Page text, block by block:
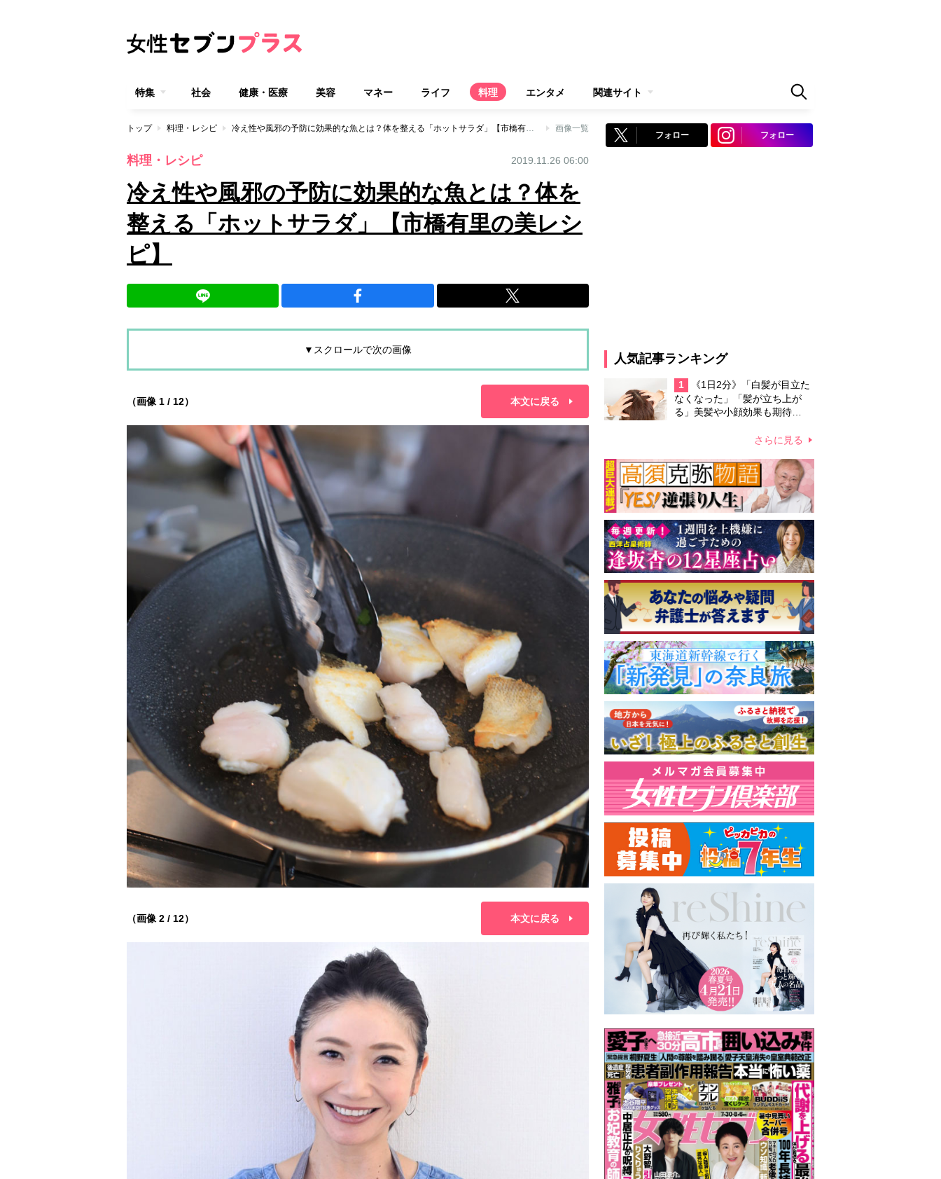
特集 社会 健康・医療 美容 マネー ライフ 料理 エンタメ 関連サイト
トップ 料理・レシピ 冷え性や風邪の予防に効果的な魚とは？体を整える「ホットサラダ」【市橋有里の美レシピ】 画像一覧
料理・レシピ 2019.11.26 06:00
冷え性や風邪の予防に効果的な魚とは？体を
整える「ホットサラダ」【市橋有里の美レシ
ピ】
▼スクロールで次の画像
（画像 1 / 12） 本文に戻る
（画像 2 / 12） 本文に戻る
フォロー フォロー
人気記事ランキング
1
《1日2分》「白髪が目立た
なくなった」「髪が立ち上が
る」美髪や小顔効果も期待
さらに見る